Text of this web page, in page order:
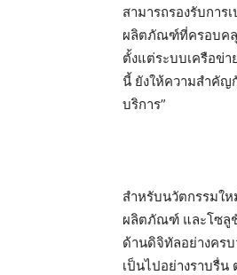
สามารถรองรับการ
ผลิตภัณฑ์ที่ครอบคลุ
ตั้งแต่ระบบเครือข่
นี้ ยังให้ความสำคั
บริการ”
สำหรับนวัตกรรมให
ผลิตภัณฑ์ และโซลูชั่
ด้านดิจิทัลอย่างคร
เป็นไปอย่างราบรื่